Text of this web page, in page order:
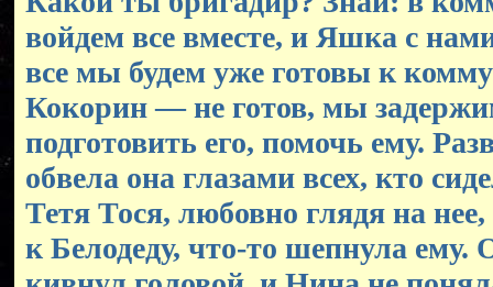
войдем все вместе, и Яшка с
все мы будем уже готовы к
Кокорин — не готов, мы
подготовить его, помочь ему.
обвела она глазами всех, кто
Тетя Тося, любовно глядя на
к Белодеду, что-то шепнула ему.